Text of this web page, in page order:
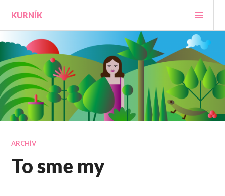
obsah
KURNÍK
ARCHÍV
To sme my